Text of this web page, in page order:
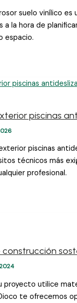
suelo vinílico es
a la hora de
espacio.
piscinas
piscinas
técnicos más
profesional.
proyecto utilice
te ofrecemos